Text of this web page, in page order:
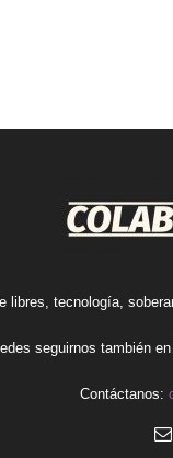
libres, tecnología,
seguirnos también en
Contáctanos: